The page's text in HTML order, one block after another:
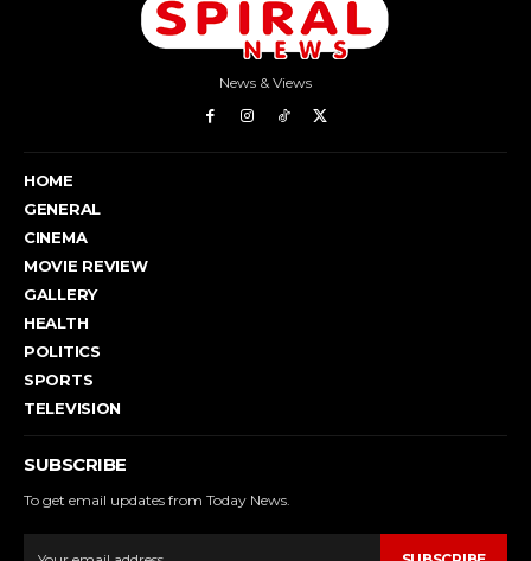
News & Views
HOME
GENERAL
CINEMA
MOVIE REVIEW
GALLERY
HEALTH
POLITICS
SPORTS
TELEVISION
SUBSCRIBE
To get email updates from Today News.